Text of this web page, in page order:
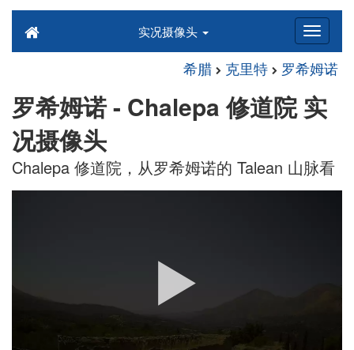
实况摄像头
希腊 克里特 罗希姆诺
罗希姆诺 - Chalepa 修道院 实
况摄像头
Chalepa 修道院，从罗希姆诺的 Talean 山脉看